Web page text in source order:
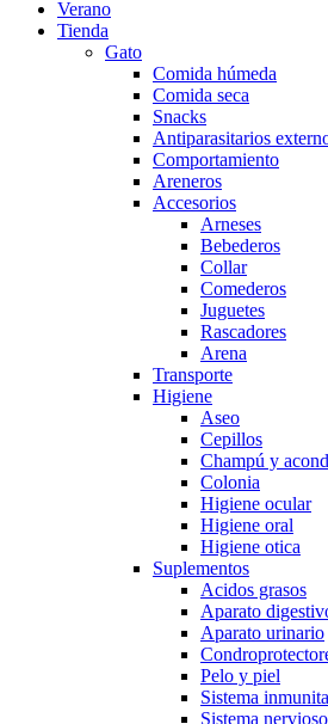
Verano
Tienda
Gato
Comida húmeda
Comida seca
Snacks
Antiparasitarios
Comportamiento
Areneros
Accesorios
Arneses
Bebederos
Collar
Comederos
Juguetes
Rascadores
Arena
Transporte
Higiene
Aseo
Cepillos
Champú y
Colonia
Higiene ocular
Higiene oral
Higiene otica
Suplementos
Acidos grasos
Aparato
Aparato urinario
Pelo y piel
Sistema
Sistema nervioso